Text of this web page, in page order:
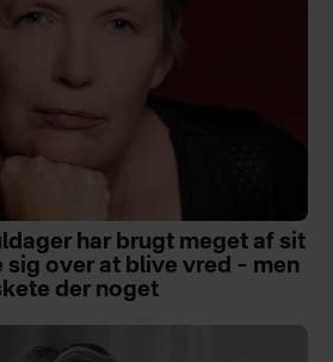
har brugt meget af sit
sig over at blive vred – men
der noget